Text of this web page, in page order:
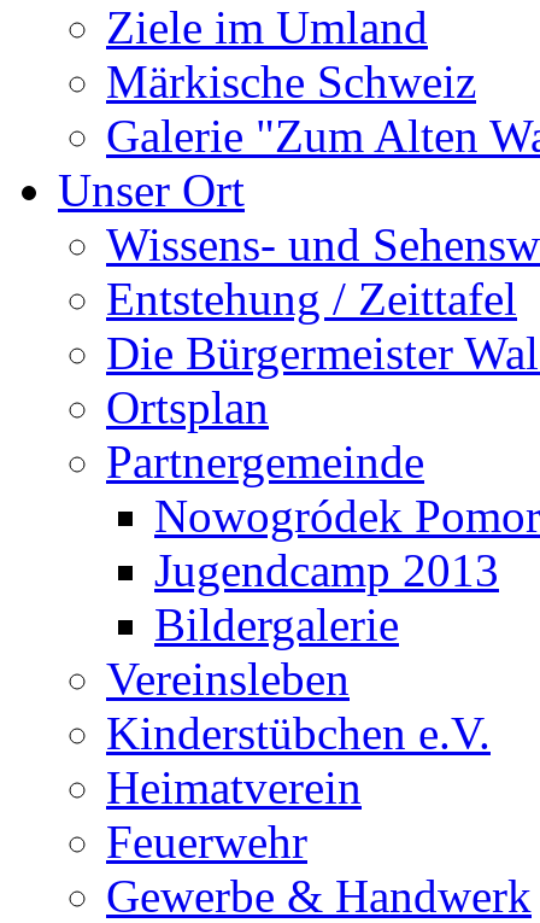
Ziele im Umland
Märkische Schweiz
Galerie "Zum Alten
Unser Ort
Wissens- und
Entstehung / Zeittafel
Die Bürgermeister
Ortsplan
Partnergemeinde
Nowogródek
Jugendcamp 2013
Bildergalerie
Vereinsleben
Kinderstübchen e.V.
Heimatverein
Feuerwehr
Gewerbe & Handwerk